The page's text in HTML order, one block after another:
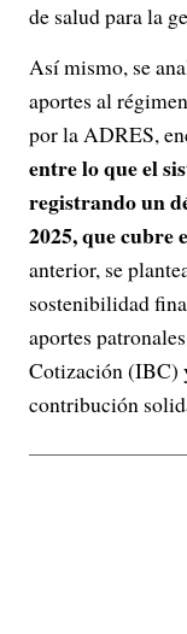
de salud para la
Así mismo, se
aportes al
por la ADRES,
entre lo que el
registrando un
2025, que cubre
anterior, se
sostenibilidad
aportes
Cotización (IBC)
contribución